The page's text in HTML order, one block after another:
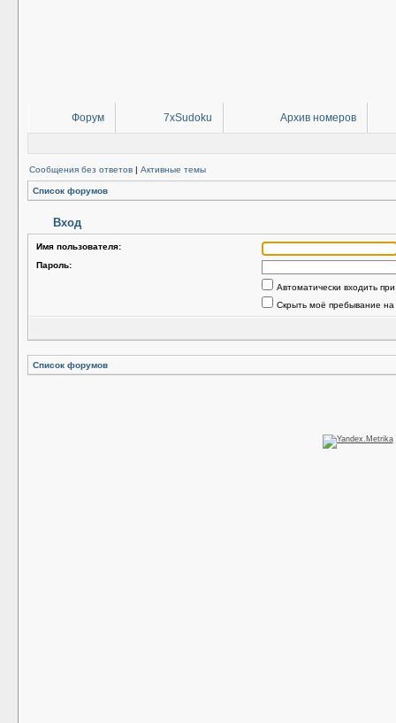
Форум 7xSudoku Архив номеров
Сообщения без ответов | Активные темы
Список форумов
Вход
Имя пользователя:
Пароль:
Автоматически входить
Скрыть моё пребывание
Список форумов